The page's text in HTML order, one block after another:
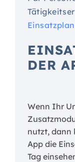
DER
Wenn Ihr
nutzt, dann
App die
Tag